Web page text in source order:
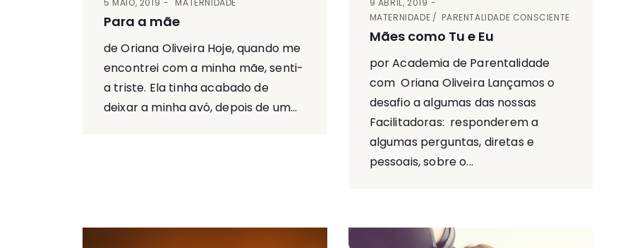
5 MAIO, 2019 MATERNIDADE
Para a mãe
de Oriana Oliveira Hoje, quando me
encontrei com a minha mãe, senti-
a triste. Ela tinha acabado de
deixar a minha avó, depois de um...
9 ABRIL, 2019
MATERNIDADE
PARENTALIDADE CONSCIENTE
Mães como Tu e Eu
por Academia de Parentalidade
com Oriana Oliveira Lançamos o
desafio a algumas das nossas
Facilitadoras: responderem a
algumas perguntas, diretas e
pessoais, sobre o...